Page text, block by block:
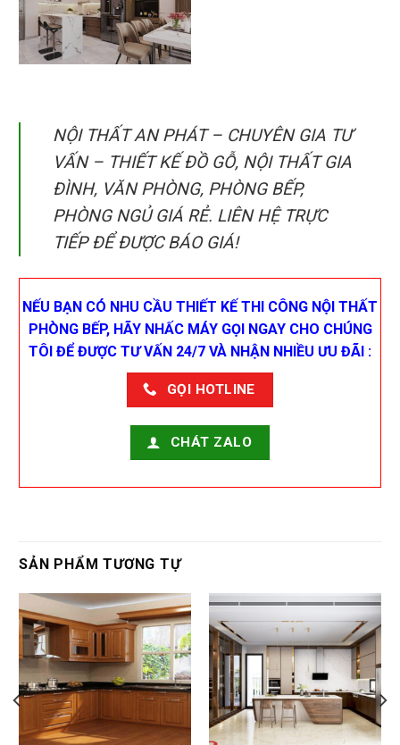
NỘI THẤT AN PHÁT – CHUYÊN GIA TƯ
VẤN – THIẾT KẾ ĐỒ GỖ, NỘI THẤT GIA
ĐÌNH, VĂN PHÒNG, PHÒNG BẾP,
PHÒNG NGỦ GIÁ RẺ. LIÊN HỆ TRỰC
TIẾP ĐỂ ĐƯỢC BÁO GIÁ!
NẾU BẠN CÓ NHU CẦU THIẾT KẾ THI CÔNG NỘI THẤT
PHÒNG BẾP, HÃY NHẤC MÁY GỌI NGAY CHO CHÚNG
TÔI ĐỂ ĐƯỢC TƯ VẤN 24/7 VÀ NHẬN NHIỀU ƯU ĐÃI :
GỌI HOTLINE
CHÁT ZALO
SẢN PHẨM TƯƠNG TỰ